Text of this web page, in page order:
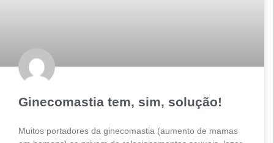
Ginecomastia tem, sim, solução!
Muitos portadores da ginecomastia (aumento de mamas